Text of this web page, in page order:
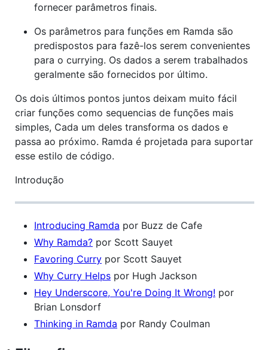
fornecer parâmetros finais.
Os parâmetros para funções em Ramda são
predispostos para fazê-los serem convenientes
para o currying. Os dados a serem trabalhados
geralmente são fornecidos por último.
Os dois últimos pontos juntos deixam muito fácil
criar funções como sequencias de funções mais
simples, Cada um deles transforma os dados e
passa ao próximo. Ramda é projetada para suportar
esse estilo de código.
Introdução
Introducing Ramda por Buzz de Cafe
Why Ramda? por Scott Sauyet
Favoring Curry por Scott Sauyet
Why Curry Helps por Hugh Jackson
Hey Underscore, You're Doing It Wrong! por
Brian Lonsdorf
Thinking in Ramda por Randy Coulman